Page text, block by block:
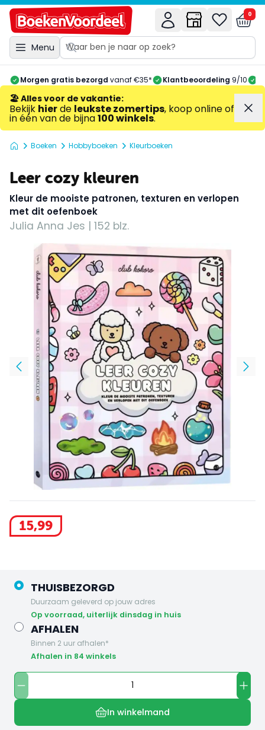
Menu
0
Morgen gratis bezorgd vanaf €35* Klantbeoordeling 9/10
🏖️ Alles voor de vakantie:
Bekijk hierde leukste zomertips, koop online of
in één van de bijna100 winkels.
Boeken Hobbyboeken Kleurboeken
Leer cozy kleuren
Kleur de mooiste patronen, texturen en verlopen
met dit oefenboek
Julia Anna Jes | 152 blz.
15,99
THUISBEZORGD
Duurzaam geleverd op jouw adres
op voorraad, uiterlijk dinsdag in huis
AFHALEN
Binnen 2 uur afhalen*
Afhalen in 84 winkels
In winkelmand